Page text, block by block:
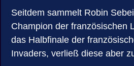
Seitdem sammelt Robin
Champion der französischen
das Halbfinale der
Invaders, verließ diese aber